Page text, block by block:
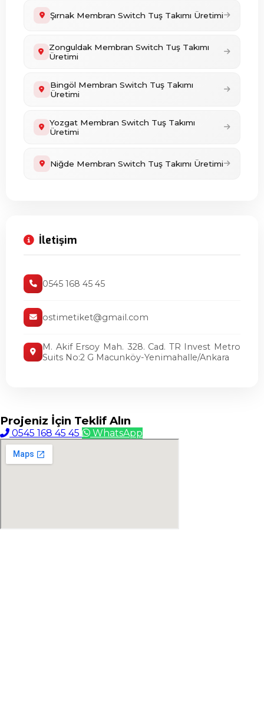
Şırnak Membran Switch Tuş Takımı Üretimi
Zonguldak Membran Switch Tuş Takımı
Üretimi
Bingöl Membran Switch Tuş Takımı
Üretimi
Yozgat Membran Switch Tuş Takımı
Üretimi
Niğde Membran Switch Tuş Takımı Üretimi
İletişim
0545 168 45 45
ostimetiket@gmail.com
M. Akif Ersoy Mah. 328. Cad. TR Invest Metro
Suits No:2 G Macunköy-Yenimahalle/Ankara
Projeniz İçin Teklif Alın
0545 168 45 45 WhatsApp